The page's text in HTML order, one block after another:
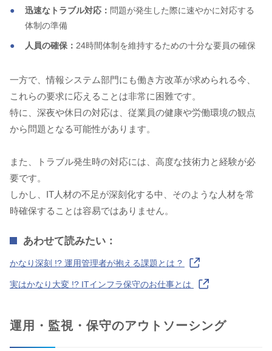
迅速なトラブル対応： 問題が発生した際に速やかに対応する
体制の準備
人員の確保： 24時間体制を維持するための十分な要員の確保
一方で、情報システム部門にも働き方改革が求められる今、
これらの要求に応えることは非常に困難です。
特に、深夜や休日の対応は、従業員の健康や労働環境の観点
から問題となる可能性があります。
また、トラブル発生時の対応には、高度な技術力と経験が必
要です。
しかし、IT人材の不足が深刻化する中、そのような人材を常
時確保することは容易ではありません。
あわせて読みたい：
かなり深刻 !? 運用管理者が抱える課題とは ?
実はかなり大変 !? ITインフラ保守のお仕事とは
運用・監視・保守のアウトソーシング